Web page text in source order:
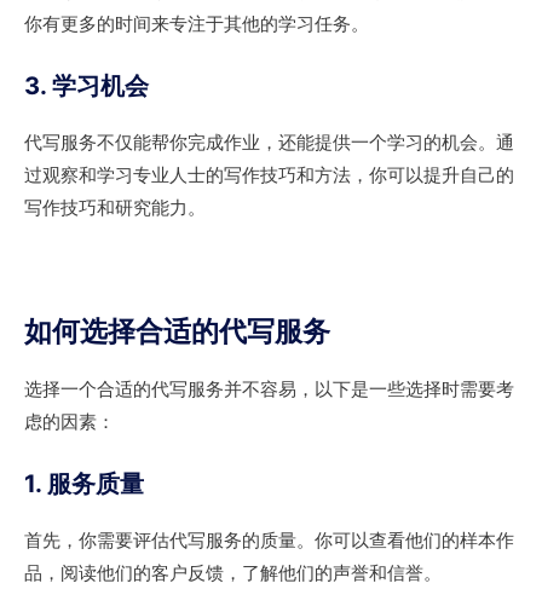
你有更多的时间来专注于其他的学习任务。
3. 学习机会
代写服务不仅能帮你完成作业，还能提供一个学习的机会。通
过观察和学习专业人士的写作技巧和方法，你可以提升自己的
写作技巧和研究能力。
如何选择合适的代写服务
选择一个合适的代写服务并不容易，以下是一些选择时需要考
虑的因素：
1. 服务质量
首先，你需要评估代写服务的质量。你可以查看他们的样本作
品，阅读他们的客户反馈，了解他们的声誉和信誉。